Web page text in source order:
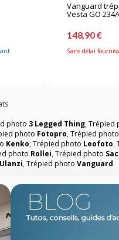
Vanguard
Vesta GO
148,90 €
Sans délai
photo 3 Legged Thing,Trépied
photo Fotopro,Trépied photo
Kenko,Trépied photo Leofoto,
photo Rollei,Trépied photo
Ulanzi,Trépied photoVanguard